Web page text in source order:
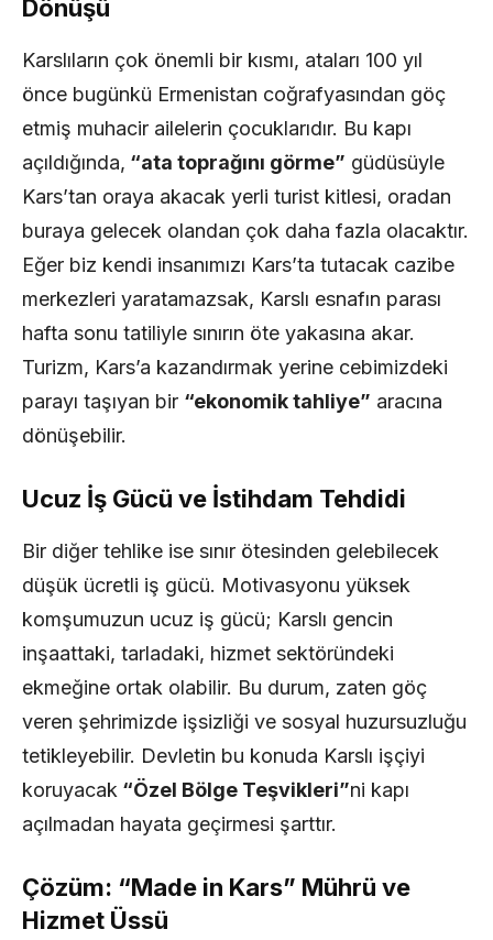
Dönüşü
Karslıların çok önemli bir kısmı, ataları 100 yıl
önce bugünkü Ermenistan coğrafyasından göç
etmiş muhacir ailelerin çocuklarıdır. Bu kapı
açıldığında, “ata toprağını görme” güdüsüyle
Kars’tan oraya akacak yerli turist kitlesi, oradan
buraya gelecek olandan çok daha fazla olacaktır.
Eğer biz kendi insanımızı Kars’ta tutacak cazibe
merkezleri yaratamazsak, Karslı esnafın parası
hafta sonu tatiliyle sınırın öte yakasına akar.
Turizm, Kars’a kazandırmak yerine cebimizdeki
parayı taşıyan bir “ekonomik tahliye” aracına
dönüşebilir.
Ucuz İş Gücü ve İstihdam Tehdidi
Bir diğer tehlike ise sınır ötesinden gelebilecek
düşük ücretli iş gücü. Motivasyonu yüksek
komşumuzun ucuz iş gücü; Karslı gencin
inşaattaki, tarladaki, hizmet sektöründeki
ekmeğine ortak olabilir. Bu durum, zaten göç
veren şehrimizde işsizliği ve sosyal huzursuzluğu
tetikleyebilir. Devletin bu konuda Karslı işçiyi
koruyacak “Özel Bölge Teşvikleri”ni kapı
açılmadan hayata geçirmesi şarttır.
Çözüm: “Made in Kars” Mührü ve
Hizmet Üssü